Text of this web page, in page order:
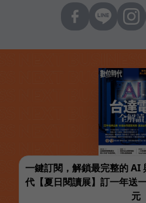
一鍵訂閱，解鎖最完整的
代【夏日閱讀展】訂一年送
元